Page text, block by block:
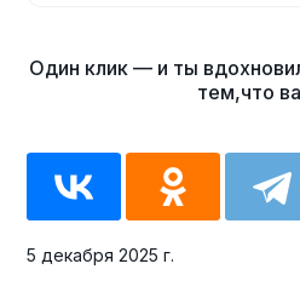
5 декабря 2025 г.